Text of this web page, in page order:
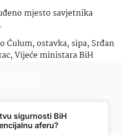
mjesto savjetnika
Ćulum,ostavka, sipa, Srđan
,Vijeće ministara BiH
sigurnosti BiH
aferu?